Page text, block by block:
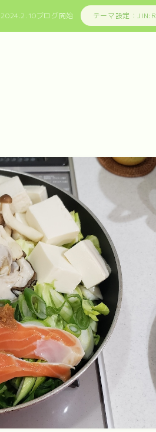
2024.2.10ブログ開始 テーマ設定：JIN:R